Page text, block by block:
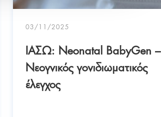
03/11/2025
ΙΑΣΩ: Neonatal BabyGen –
Nεογνικός γονιδιωματικός
έλεγχος